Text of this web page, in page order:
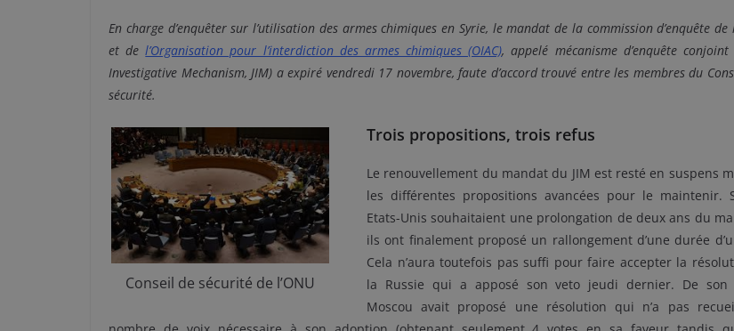
En charge d’enquêter sur l’utilisation des armes chimiques en Syrie, le mandat de la commission d’enquête de
et del’Organisation pour l’interdiction des armes chimiques (OIAC), appelé mécanisme d’enquête conjoint
Investigative Mechanism, JIM) a expiré vendredi 17 novembre, faute d’accord trouvé entre les membres du
sécurité.
Conseil de sécurité de l’ONU
Trois propositions, trois refus
Le renouvellement du mandat du JIM est resté en suspens
les différentes propositions avancées pour le maintenir.
Etats-Unis souhaitaient une prolongation de deux ans du
ils ont finalement proposé un rallongement d’une durée
Cela n’aura toutefois pas suffi pour faire accepter la
la Russie qui a apposé son veto jeudi dernier. De son
Moscou avait proposé une résolution qui n’a pas